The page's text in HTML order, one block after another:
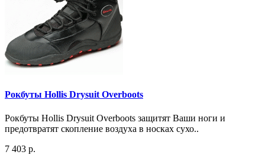
Рокбуты Hollis Drysuit Overboots
Рокбуты Hollis Drysuit Overboots защитят Ваши ноги и
предотвратят скопление воздуха в носках сухо..
7 403 р.